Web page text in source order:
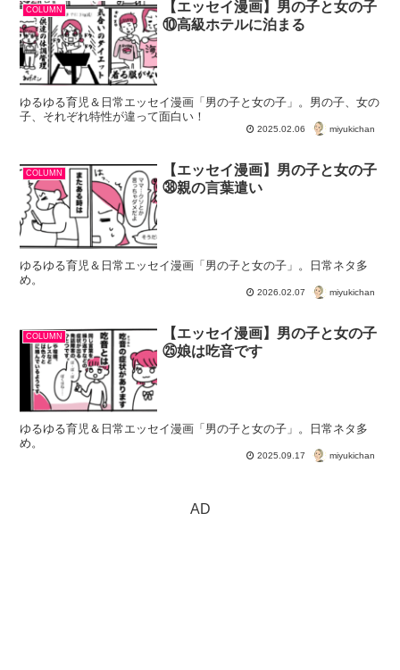
COLUMN
【エッセイ漫画】男の子と女の子
⑩高級ホテルに泊まる
ゆるゆる育児＆日常エッセイ漫画「男の子と女の子」。男の子、女の
子、それぞれ特性が違って面白い！
2025.02.06 miyukichan
COLUMN
【エッセイ漫画】男の子と女の子
㊳親の言葉遣い
ゆるゆる育児＆日常エッセイ漫画「男の子と女の子」。日常ネタ多
め。
2026.02.07 miyukichan
COLUMN
【エッセイ漫画】男の子と女の子
㉕娘は吃音です
ゆるゆる育児＆日常エッセイ漫画「男の子と女の子」。日常ネタ多
め。
2025.09.17 miyukichan
AD